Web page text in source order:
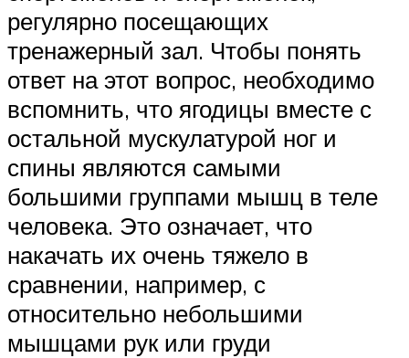
регулярно посещающих
тренажерный зал. Чтобы понять
ответ на этот вопрос, необходимо
вспомнить, что ягодицы вместе с
остальной мускулатурой ног и
спины являются самыми
большими группами мышц в теле
человека. Это означает, что
накачать их очень тяжело в
сравнении, например, с
относительно небольшими
мышцами рук или груди